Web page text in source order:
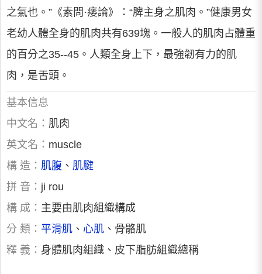
之氣也。”《素問·痿論》：“脾主身之肌肉。”健康男女
老幼人體全身的肌肉共有639塊。一般人的肌肉占體重
的百分之35--45。人類全身上下，最強韌有力的肌
肉，是舌頭。
基本信息
中文名： 肌肉
英文名： muscle
構 造： 肌腹 、 肌腱
拼 音： ji rou
構 成： 主要由肌肉組織構成
分 類： 平滑肌 、 心肌 、骨骼肌
釋 義： 身體肌肉組織、皮下脂肪組織總稱